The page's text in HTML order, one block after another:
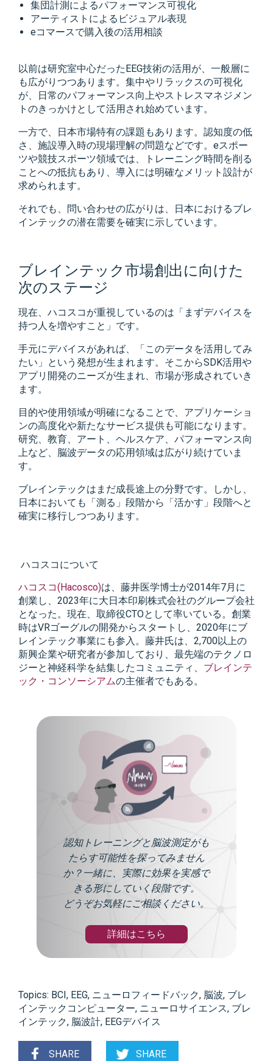
集団計測によるパフォーマンス可視化
アーティストによるビジュアル表現
eコマースで購入後の活用相談
以前は研究室中心だった EEG技術の活用が、一般層に
も広がりつつあります。集中やリラックスの可視化
が、日常のパフォーマンス向上やストレスマネジメン
トのきっかけとして活用され始めています。
一方で、日本市場特有の課題もあります。認知度の低
さ、施設導入時の現場理解の問題などです。eスポー
ツや競技スポーツ領域では、トレーニング時間を削る
ことへの抵抗もあり、導入には明確なメリット設計が
求められます。
それでも、問い合わせの広がりは、日本におけるブレ
インテックの潜在需要を確実に示しています。
ブレインテック市場創出に向けた
次のステージ
現在、ハコスコが重視しているのは「まずデバイスを
持つ人を増やすこと」です。
手元にデバイスがあれば、「このデータを活用してみ
たい」という発想が生まれます。そこからSDK活用や
アプリ開発のニーズが生まれ、市場が形成されていき
ます。
目的や使用領域が明確になることで、アプリケーショ
ンの高度化や新たなサービス提供も可能になります。
研究、教育、アート、ヘルスケア、パフォーマンス向
上など、脳波データの応用領域は広がり続けていま
す。
ブレインテックはまだ成長途上の分野です。しかし、
日本においても「測る」段階から「活かす」段階へと
確実に移行しつつあります。
ハコスコについて
ハコスコ(Hacosco)は、藤井医学博士が2014年7月に
創業し、2023年に大日本印刷株式会社のグループ会社
となった。現在、取締役CTOとして率いている。創業
時はVRゴーグルの開発からスタートし、2020年にブ
レインテック事業にも参入。藤井氏は、2,700以上の
新興企業や研究者が参加しており、最先端のテクノロ
ジーと神経科学を結集したコミュニティ、 ブレインテ
ック・コンソーシアムの主催者でもある。
認知トレーニングと脳波測定がも
たらす可能性を探ってみません
か？一緒に、実際に効果を実感で
きる形にしていく段階です。
どうぞお気軽にご相談ください。
詳細はこちら
Topics: BCI, EEG, ニューロフィードバック, 脳波, ブレ
インテックコンピューター, ニューロサイエンス, ブレ
インテック, 脳波計, EEGデバイス
SHARE SHARE